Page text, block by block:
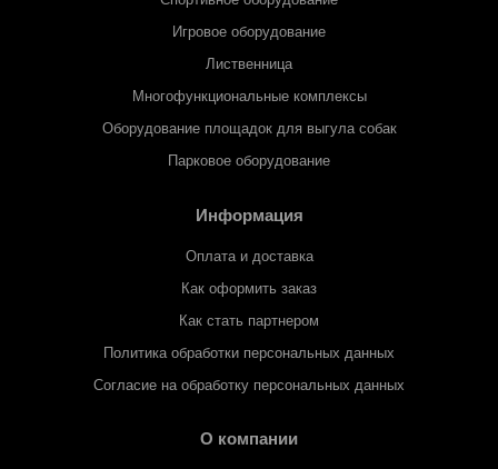
Игровое оборудование
Лиственница
Многофункциональные комплексы
Оборудование площадок для выгула собак
Парковое оборудование
Информация
Оплата и доставка
Как оформить заказ
Как стать партнером
Политика обработки персональных данных
Согласие на обработку персональных данных
О компании